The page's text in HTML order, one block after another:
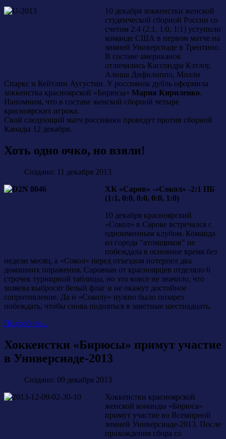
10 декабря хоккеистки женской
студенческой сборной России со
счетом 2:4 (2:1, 1:0, 1:1) уступили
команде США в первом матче на
зимней Универсиаде в Трентино.
В составе американок
отличились Кассондра Кэтлоу,
Алиша Дифилиппо, Молли
Спаркс и Кейтлин Аугустин. У россиянок дубль оформила
хоккеистка красноярской «Бирюсы» Мария Кириленко.
Напомним, что в составе женской сборной четыре
красноярских игрока.
Свой следующий матч россиянки проведут против сборной
Канады 12 декабря.
Хоть одно очко, но взяли!
Создано: 11 декабря 2013
ХК «Саров» -«Сокол» -2:1 ПБ
(1:1, 0:0, 0:0, 0:0, 1:0)
10 декабря красноярский
«Сокол» в Сарове встречался с
одноименным клубом. Команда
из города "атомщиков" не
побеждала в основное время без
недели месяц, а «Сокол» перед отъездом потерпел два
домашних поражения. Саровчан от красноярцев отделяло 6
строчек турнирной таблицы, но это вовсе не значило, что
хозяева выбросят белый флаг и не окажут достойное
сопротивление. Да и «Соколу» нужно было позарез
побеждать, чтобы снова подняться в заветные шестнадцать.
Подробнее...
Хоккеистки «Бирюсы» примут участие
в Универсиаде-2013
Создано: 09 декабря 2013
Хоккеистки красноярской
женской команды «Бирюса»
примут участие во Всемирной
зимней Универсиаде-2013. После
прохождения сбора со